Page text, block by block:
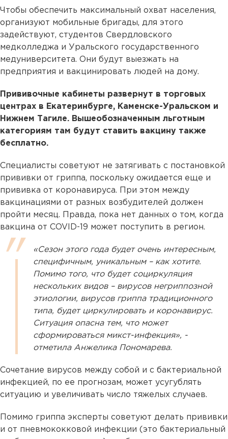
Чтобы обеспечить максимальный охват населения,
организуют мобильные бригады, для этого
задействуют, студентов Свердловского
медколледжа и Уральского государственного
медуниверситета. Они будут выезжать на
предприятия и вакцинировать людей на дому.
Прививочные кабинеты развернут в торговых
центрах в Екатеринбурге, Каменске-Уральском и
Нижнем Тагиле. Вышеобозначенным льготным
категориям там будут ставить вакцину также
бесплатно.
Специалисты советуют не затягивать с постановкой
прививки от гриппа, поскольку ожидается еще и
прививка от коронавируса. При этом между
вакцинациями от разных возбудителей должен
пройти месяц. Правда, пока нет данных о том, когда
вакцина от COVID-19 может поступить в регион.
«Сезон этого года будет очень интересным,
специфичным, уникальным – как хотите.
Помимо того, что будет социркуляция
нескольких видов – вирусов негриппозной
этиологии, вирусов гриппа традиционного
типа, будет циркулировать и коронавирус.
Ситуация опасна тем, что может
сформироваться микст-инфекция», -
отметила Анжелика Пономарева.
Сочетание вирусов между собой и с бактериальной
инфекцией, по ее прогнозам, может усугублять
ситуацию и увеличивать число тяжелых случаев.
Помимо гриппа эксперты советуют делать прививки
и от пневмококковой инфекции (это бактериальный